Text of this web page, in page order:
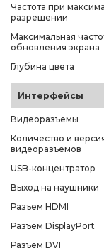
Частота при
разрешении
Максимальная
обновления экрана
Глубина цвета
Интерфейсы
Видеоразъемы
Количество и
видеоразъемов
USB-концентратор
Выход на наушники
Разъем HDMI
Разъем DisplayPort
Разъем DVI